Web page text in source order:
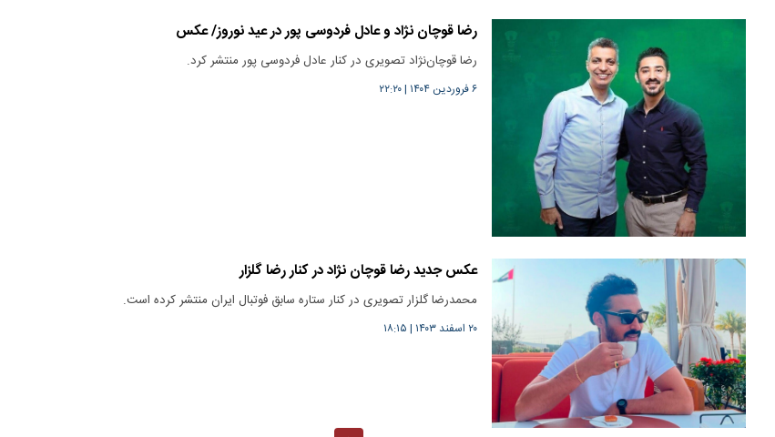
رضا قوچان‌ نژاد و عادل فردوسی‌ پور در عید نوروز/ عکس
رضا قوچان‌نژاد تصویری در کنار عادل فردوسی پور منتشر کرد.
۶ فروردین ۱۴۰۴ |۲۲:۲۰
عکس جدید رضا قوچان نژاد در کنار رضا گلزار
محمدرضا گلزار تصویری در کنار ستاره سابق فوتبال ایران منتشر کرده است.
۲۰ اسفند ۱۴۰۳ | ۱۸:۱۵